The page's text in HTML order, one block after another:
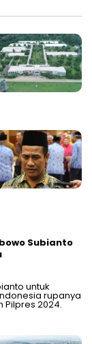
Subianto
untuk
rupanya
2024.